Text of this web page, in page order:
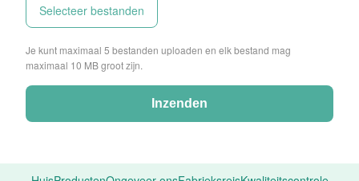
Selecteer bestanden
Je kunt maximaal 5 bestanden uploaden en elk bestand mag
maximaal 10 MB groot zijn.
Inzenden